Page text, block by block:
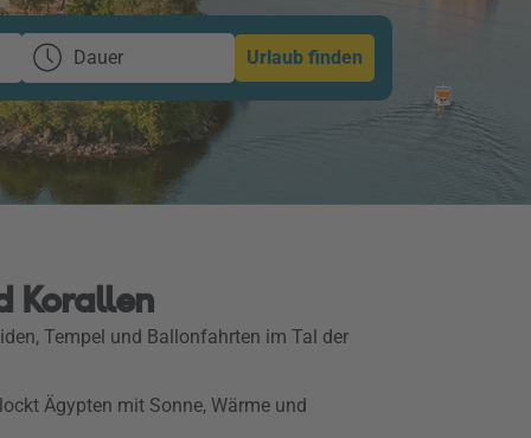
Dauer Urlaub finden
Korallen
Tempel und Ballonfahrten im Tal der
Ägypten mit Sonne, Wärme und